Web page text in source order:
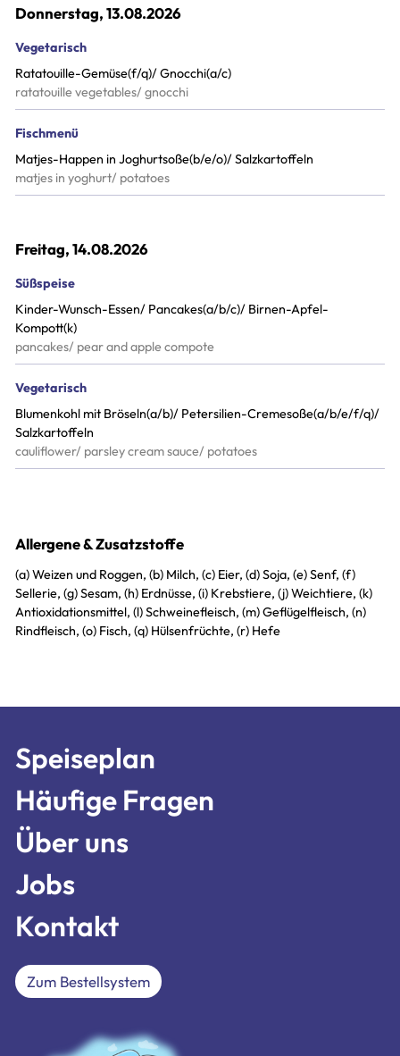
Donnerstag, 13.08.2026
Vegetarisch
Ratatouille-Gemüse(f/q)/ Gnocchi(a/c)
ratatouille vegetables/ gnocchi
Fischmenü
Matjes-Happen in Joghurtsoße(b/e/o)/ Salzkartoffeln
matjes in yoghurt/ potatoes
Freitag, 14.08.2026
Süßspeise
Kinder-Wunsch-Essen/ Pancakes(a/b/c)/ Birnen-Apfel-
Kompott(k)
pancakes/ pear and apple compote
Vegetarisch
Blumenkohl mit Bröseln(a/b)/ Petersilien-Cremesoße(a/b/e/f/q)/
Salzkartoffeln
cauliflower/ parsley cream sauce/ potatoes
Allergene & Zusatzstoffe
(a) Weizen und Roggen, (b) Milch, (c) Eier, (d) Soja, (e) Senf, (f)
Sellerie, (g) Sesam, (h) Erdnüsse, (i) Krebstiere, (j) Weichtiere, (k)
Antioxidationsmittel, (l) Schweinefleisch, (m) Geflügelfleisch, (n)
Rindfleisch, (o) Fisch, (q) Hülsenfrüchte, (r) Hefe
Speiseplan
Häufige Fragen
Über uns
Jobs
Kontakt
Zum Bestellsystem